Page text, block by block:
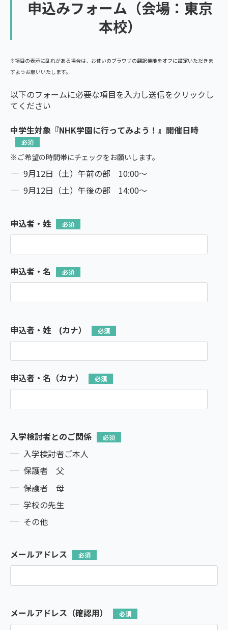
申込みフォーム（会場：東京
本校）
※項目の表示に乱れがある場合は、お使いのブラウザの翻訳機能をオフに設定いただきま
すようお願いいたします。
以下のフォームに必要な項目を入力し送信をクリックし
てください
中学生対象『NHK学園に行ってみよう！』開催日時
※ご希望の時間帯にチェックをお願いします。
9月12日（土）午前の部 10:00～
9月12日（土）午後の部 14:00～
申込者・姓
申込者・名
申込者・姓 (カナ）
申込者・名（カナ）
入学検討者とのご関係
入学検討者ご本人
保護者 父
保護者 母
学校の先生
その他
メールアドレス
メールアドレス（確認用）